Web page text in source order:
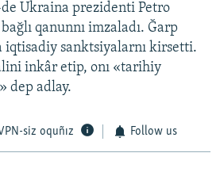
Ukraina prezidenti Petro
qanunnı imzaladı. Ğarp
iqtisadiy sanktsiyalarnı kirsetti.
inkâr etip, onı «tarihiy
dep adlay.
siz oquñız Follow us